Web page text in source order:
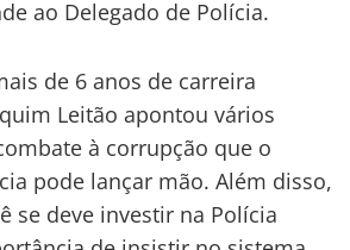
ao Delegado de Polícia.
de 6 anos de carreira
Leitão apontou vários
à corrupção que o
pode lançar mão. Além disso,
se deve investir na Polícia